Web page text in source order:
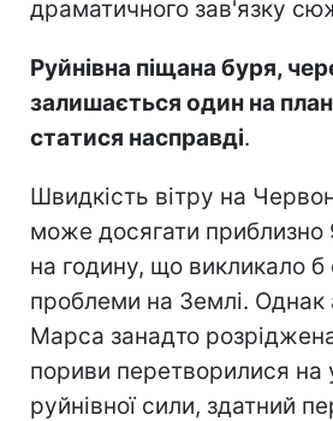
драматичного зав'язку
Руйнівна піщана буря,
залишається один на
статися насправді.
Швидкість вітру на
може досягати приблизно
на годину, що викликало б
проблеми на Землі.
Марса занадто
пориви перетворилися на
руйнівної сили, здатний